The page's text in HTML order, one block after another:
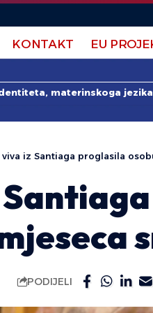
KONTAKT EU
materinskoga
iz Santiaga proglasila
PODIJELI